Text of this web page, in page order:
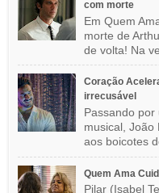
com morte
Em Quem
morte de
de volta! Na
Coração
irrecusável
Passando
musical, João
aos boicotes
Quem Ama
Pilar (Isabel